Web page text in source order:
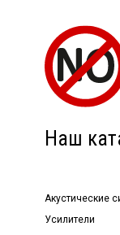
Наш
Акустические
Усилители